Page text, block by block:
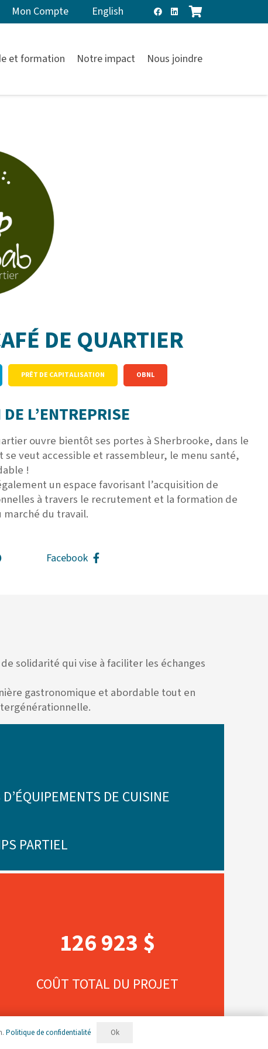
Mon Compte English
et formation Notre impact Nous joindre
DE QUARTIER
PRÊT DE CAPITALISATION OBNL
L’ENTREPRISE
ouvre bientôt ses portes à Sherbrooke, dans le
se veut accessible et rassembleur, le menu santé,
!
un espace favorisant l’acquisition de
à travers le recrutement et la formation de
marché du travail.
Facebook
solidarité qui vise à faciliter les échanges
gastronomique et abordable tout en
DE CUISINE
PARTIEL
126 923 $
COÛT TOTAL DU PROJET
Politique de confidentialité Ok